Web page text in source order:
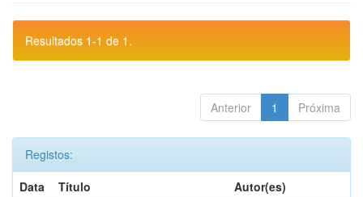
Resultados 1-1 de 1.
Anterior 1 Próxima
Registos:
Data
Título
Autor(es)